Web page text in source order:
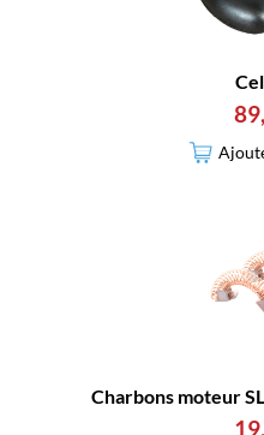
89,
Charbons moteur
19,